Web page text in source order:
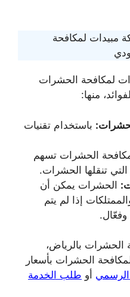
مبيدات لمكافحة
لمكافحة الحشرات
منها:
باستخدام تقنيات
الحشرات تسهم
تنقلها الحشرات.
الحشرات يمكن أن
إذا لم يتم
الحشرات بالرياض،
الحشرات بأسعار
الرسمي أو طلب الخدمة